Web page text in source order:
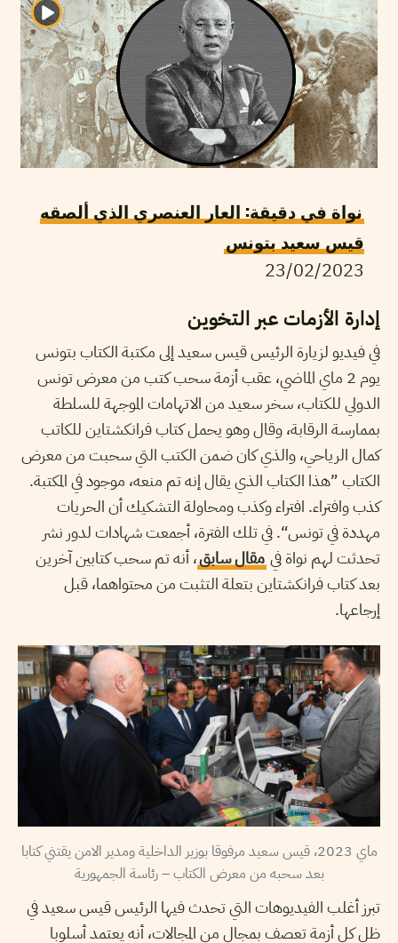
نواة في دقيقة: العار العنصري الذي ألصقه
قيس سعيد بتونس
23/02/2023
إدارة الأزمات عبر التخوين
في فيديو لزيارة الرئيس قيس سعيد إلى مكتبة الكتاب بتونس
يوم 2 ماي الماضي، عقب أزمة سحب كتب من معرض تونس
الدولي للكتاب، سخر سعيد من الاتهامات الموجهة للسلطة
بممارسة الرقابة، وقال وهو يحمل كتاب فرانكشتاين للكاتب
كمال الرياحي، والذي كان ضمن الكتب التي سحبت من معرض
الكتاب ”هذا الكتاب الذي يقال إنه تم منعه، موجود في المكتبة.
كذب وافتراء. افتراء وكذب ومحاولة التشكيك أن الحريات
مهددة في تونس“. في تلك الفترة، أجمعت شهادات لدور نشر
تحدثت لهم نواة في مقال سابق،أنه تم سحب كتابين آخرين
بعد كتاب فرانكشتاين بتعلة التثبت من محتواهما، قبل
إرجاعها.
ماي 2023، قيس سعيد مرفوقا بوزير الداخلية ومدير الامن يقتني كتابا
بعد سحبه من معرض الكتاب – رئاسة الجمهورية
تبرز أغلب الفيديوهات التي تحدث فيها الرئيس قيس سعيد في
ظل كل أزمة تعصف بمجال من المجالات، أنه يعتمد أسلوبا